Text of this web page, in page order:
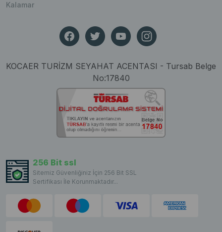
Kalamar
KOCAER TURİZM SEYAHAT ACENTASI - Tursab Belge
No:17840
256 Bit ssl
Sitemiz Güvenliğiniz İçin 256 Bit SSL
Sertifikası İle Korunmaktadır...